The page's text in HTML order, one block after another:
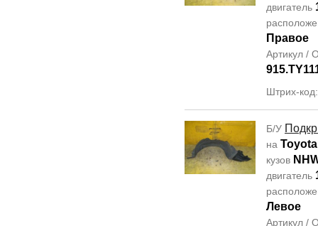
двигатель
Правое
Артикул /
Штрих-
Б/У
на
кузов
двигатель
Левое
Артикул /